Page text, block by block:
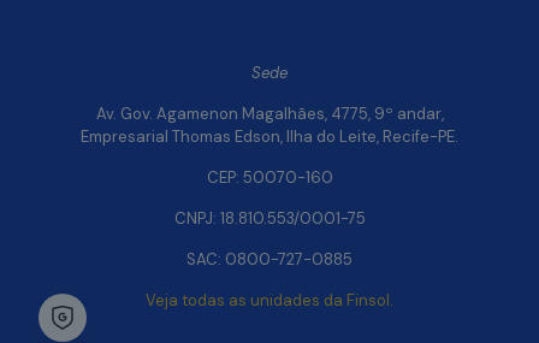
Sede
Av. Gov. Agamenon Magalhães, 4775, 9º andar,
Empresarial Thomas Edson, Ilha do Leite, Recife-PE.
CEP: 50070-160
CNPJ: 18.810.553/0001-75
SAC: 0800-727-0885
Veja todas as unidades da Finsol.